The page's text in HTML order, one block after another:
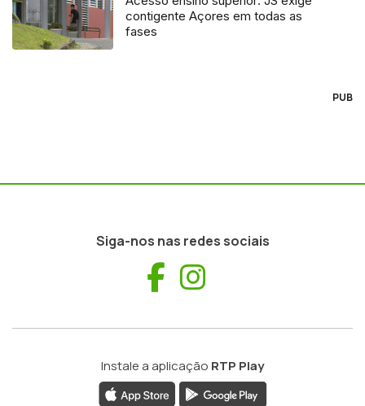
contigente Açores em todas as
fases
PUB
Siga-nos nas redes sociais
Facebook
Instale a aplicação RTP Play